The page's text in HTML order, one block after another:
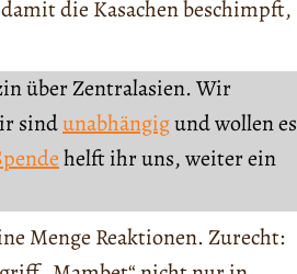
die Kasachen beschimpft,
über Zentralasien. Wir
sindunabhängigund wollen es
helft ihr uns, weiter ein
Menge Reaktionen. Zurecht: